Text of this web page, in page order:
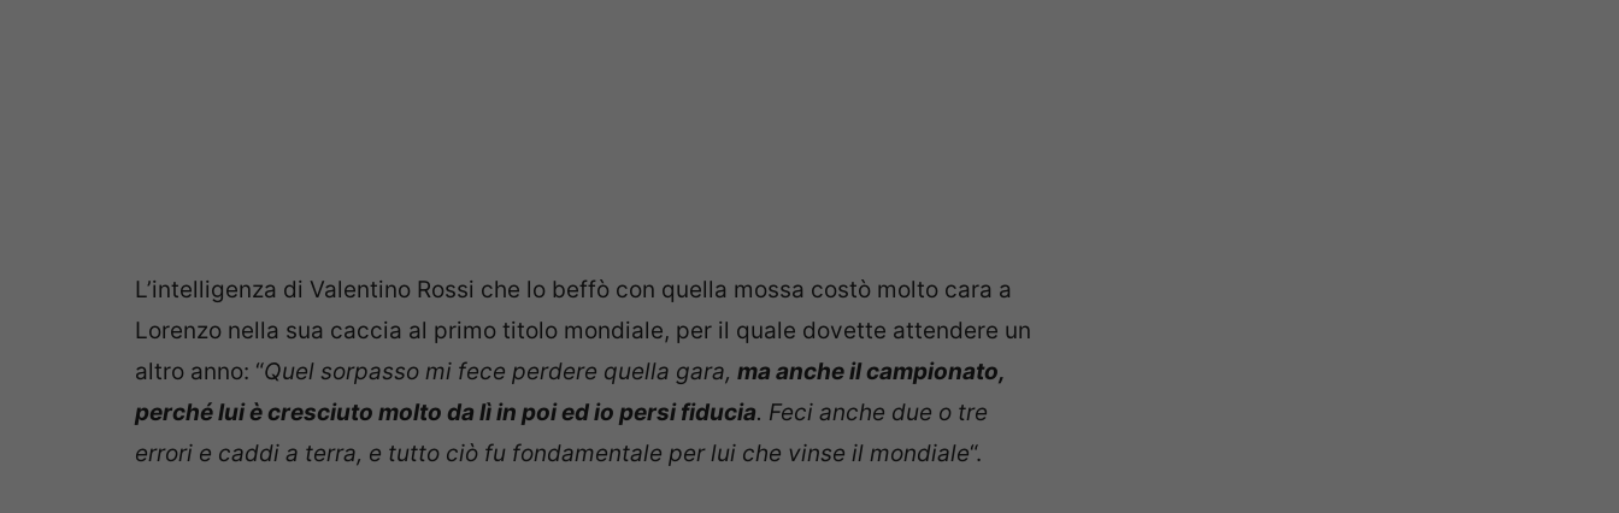
L’intelligenza di Valentino Rossi che lo beffò con quella mossa costò molto cara a
Lorenzo nella sua caccia al primo titolo mondiale, per il quale dovette attendere un
altro anno: “Quel sorpasso mi fece perdere quella gara, ma anche il campionato,
perché lui è cresciuto molto da lì in poi ed io persi fiducia. Feci anche due o tre
errori e caddi a terra, e tutto ciò fu fondamentale per lui che vinse il mondiale“.